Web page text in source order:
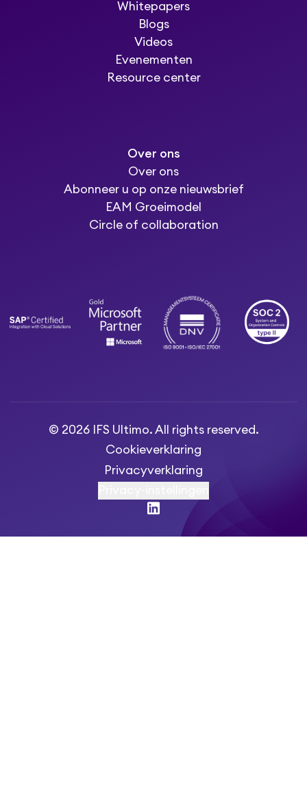
Whitepapers
Blogs
Videos
Evenementen
Resource center
Over ons
Over ons
Abonneer u op onze nieuwsbrief
EAM Groeimodel
Circle of collaboration
© 2026 IFS Ultimo. All rights reserved.
Cookieverklaring
Privacyverklaring